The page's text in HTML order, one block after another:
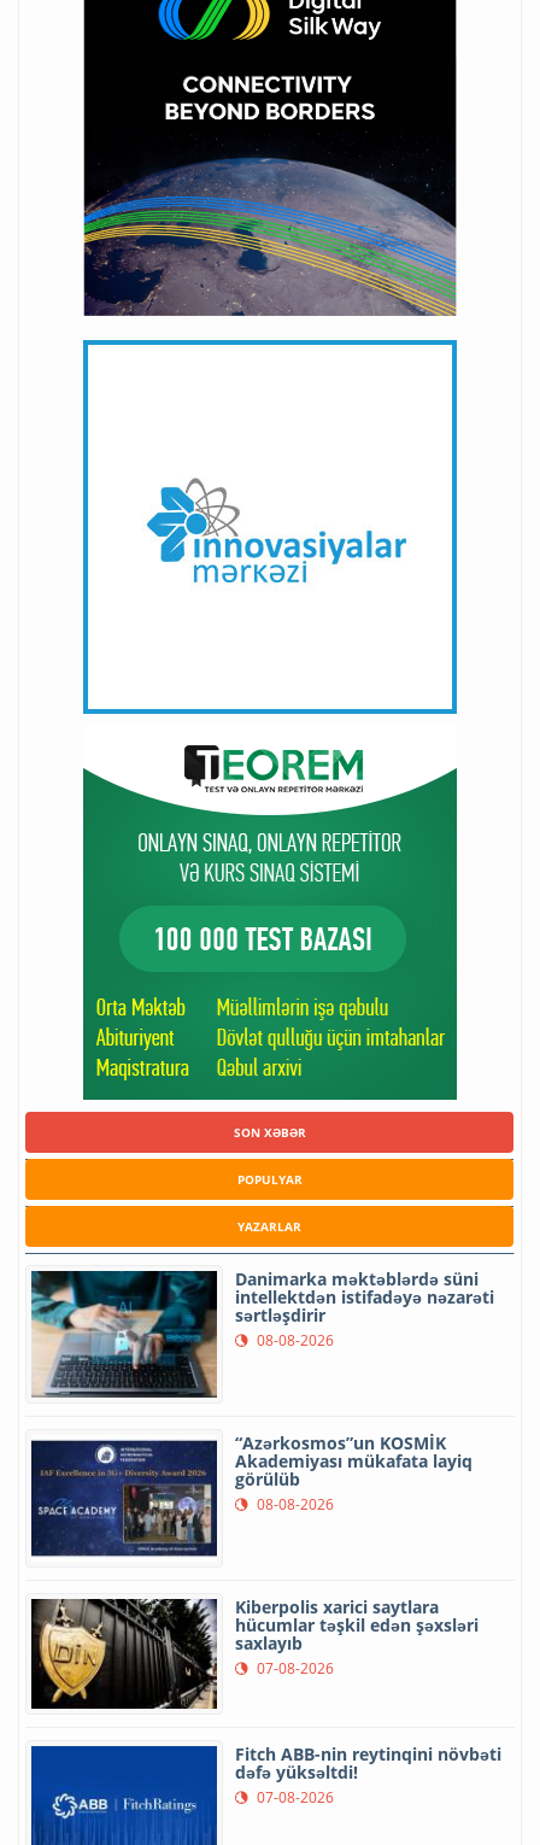
SON XƏBƏR
POPULYAR
YAZARLAR
Danimarka məktəblərdə süni
intellektdən istifadəyə nəzarəti
sərtləşdirir
08-08-2026
“Azərkosmos”un KOSMİK
Akademiyası mükafata layiq
görülüb
08-08-2026
Kiberpolis xarici saytlara
hücumlar təşkil edən şəxsləri
saxlayıb
07-08-2026
Fitch ABB-nin reytinqini növbəti
dəfə yüksəltdi!
07-08-2026